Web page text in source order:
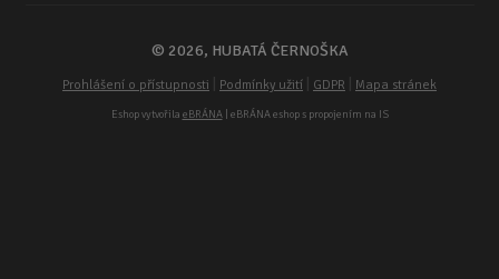
© 2026, HUBATÁ ČERNOŠKA
Prohlášení o přístupnosti Podmínky užití GDPR Mapa stránek
Eshop vytvořila eBRÁNA| eBRÁNA eshop s propojením na IS